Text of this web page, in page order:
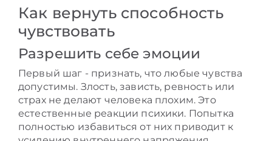
Как вернуть способность
чувствовать
Разрешить себе эмоции
Первый шаг - признать, что любые чувства
допустимы. Злость, зависть, ревность или
страх не делают человека плохим. Это
естественные реакции психики. Попытка
полностью избавиться от них приводит к